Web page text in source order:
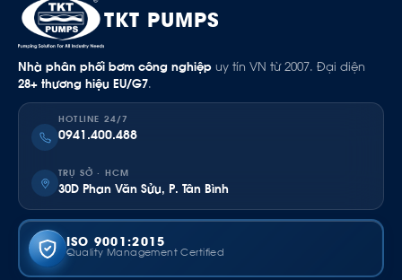
TKT PUMPS
Nhà phân phối bơm công nghiệp uy tín VN từ 2007. Đại diện
28+ thương hiệu EU/G7.
HOTLINE 24/7
0941.400.488
TRỤ SỞ · HCM
30D Phan Văn Sửu, P. Tân Bình
ISO 9001:2015
Quality Management Certified